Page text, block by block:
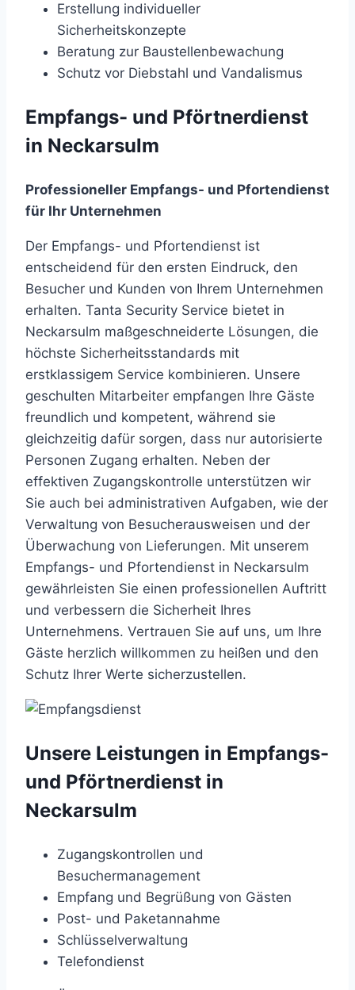
Erstellung individueller
Sicherheitskonzepte
Beratung zur Baustellenbewachung
Schutz vor Diebstahl und Vandalismus
Empfangs- und Pförtnerdienst
in Neckarsulm
Professioneller Empfangs- und Pfortendienst
für Ihr Unternehmen
Der Empfangs- und Pfortendienst ist
entscheidend für den ersten Eindruck, den
Besucher und Kunden von Ihrem Unternehmen
erhalten. Tanta Security Service bietet in
Neckarsulm maßgeschneiderte Lösungen, die
höchste Sicherheitsstandards mit
erstklassigem Service kombinieren. Unsere
geschulten Mitarbeiter empfangen Ihre Gäste
freundlich und kompetent, während sie
gleichzeitig dafür sorgen, dass nur autorisierte
Personen Zugang erhalten. Neben der
effektiven Zugangskontrolle unterstützen wir
Sie auch bei administrativen Aufgaben, wie der
Verwaltung von Besucherausweisen und der
Überwachung von Lieferungen. Mit unserem
Empfangs- und Pfortendienst in Neckarsulm
gewährleisten Sie einen professionellen Auftritt
und verbessern die Sicherheit Ihres
Unternehmens. Vertrauen Sie auf uns, um Ihre
Gäste herzlich willkommen zu heißen und den
Schutz Ihrer Werte sicherzustellen.
Unsere Leistungen in Empfangs-
und Pförtnerdienst in
Neckarsulm
Zugangskontrollen und
Besuchermanagement
Empfang und Begrüßung von Gästen
Post- und Paketannahme
Schlüsselverwaltung
Telefondienst